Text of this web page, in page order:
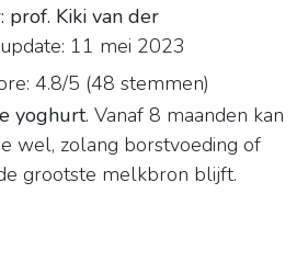
prof. Kiki van der
11 mei 2023
4.8/5 (48 stemmen)
yoghurt. Vanaf 8 maanden kan
wel, zolang borstvoeding of
grootste melkbron blijft.